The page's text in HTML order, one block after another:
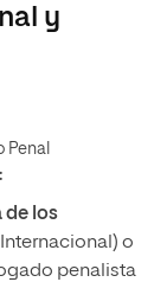
y
Penal
de los
o
penalista